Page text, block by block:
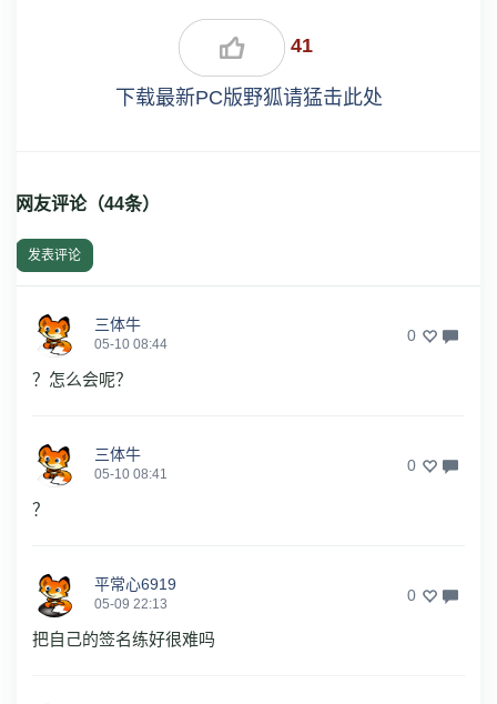
41
下载最新PC版野狐请猛击此处
网友评论（44条）
发表评论
三体牛
05-10 08:44 0
？怎么会呢？
三体牛
05-10 08:41 0
？
平常心6919
05-09 22:13 0
把自己的签名练好很难吗